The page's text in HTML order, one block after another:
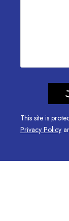
This site is
Privacy Policy